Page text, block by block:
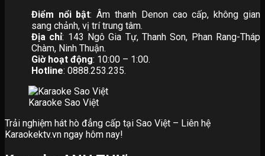
Điểm nổi bật: Âm thanh Denon cao cấp, không gian
sang chảnh, vị trí trung tâm.
Địa chỉ: 143 Ngô Gia Tự, Thanh Son, Phan Rang-Tháp
Chàm, Ninh Thuận.
Giờ hoạt động: 10:00 – 1:00.
Hotline: 0888.253.235.
Karaoke Sao Việt
Trải nghiệm hát hò đẳng cấp tại Sao Việt – Liên hệ
Karaokektv.vn ngay hôm nay!